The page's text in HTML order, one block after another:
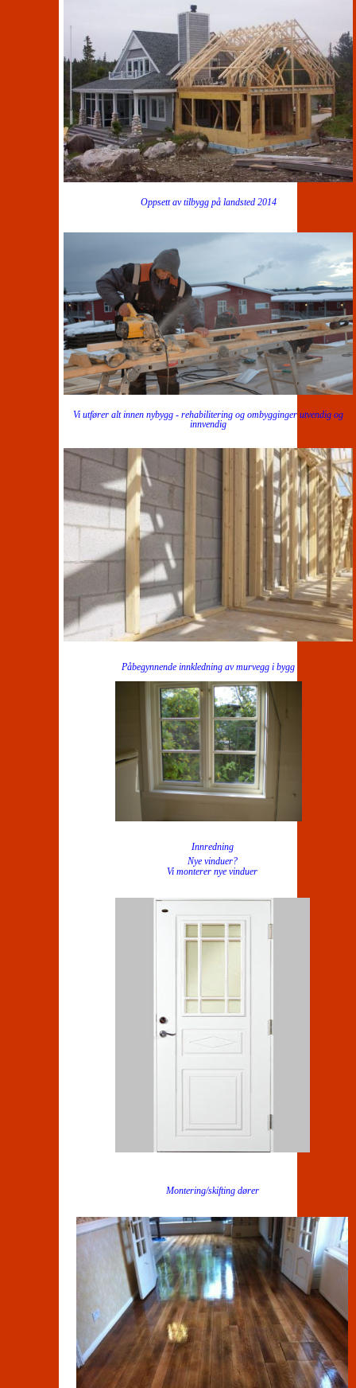
Oppsett av tilbygg på landsted 2014
Vi utfører alt innen nybygg - rehabilitering og ombygginger utvendig og
innvendig
Påbegynnende innkledning av murvegg i bygg
Innredning
Nye vinduer?
Vi monterer nye vinduer
Montering/skifting dører